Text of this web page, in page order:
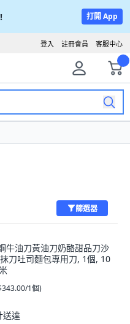
打開 App
客服中心
註冊會員
登入
篩選器
牛油刀黃油刀奶酪甜品刀沙
刀吐司麵包專用刀, 1個, 10
1個)
送達